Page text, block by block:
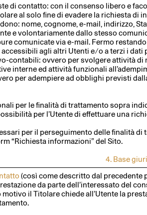
di contatto: con il consenso libero e
al solo fine di evadere la richiesta di
nome, cognome, e-mail, indirizzo,
e volontariamente dallo stesso
comunicate via e-mail. Fermo
agli altri Utenti e ⁄ o a terzi i dati
contabili: ovvero per svolgere attività
interne ed attività funzionali
per adempiere ad obblighi previsti
per le finalità di trattamento sopra
per l’Utente di effettuare una
per il perseguimento delle finalità
“Richiesta informazioni” del Sito.
4. Base
(così come descritto dal precedente
da parte dell’interessato del
il Titolare chiede all’Utente la